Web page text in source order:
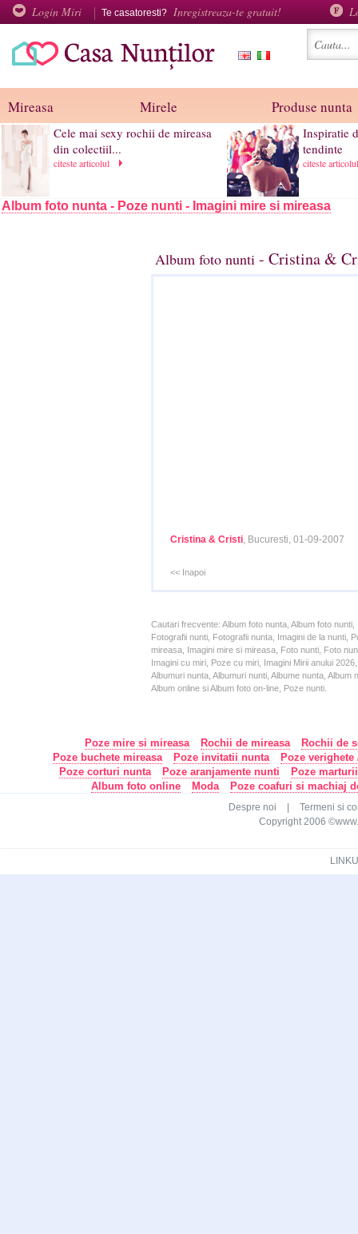
Login Miri Te casatoresti? Inregistreaza-te gratuit!
Mireasa Mirele Produse nunta
Cele mai sexy rochii de mireasa
din colectiil...
citeste articolul
Inspiratie
tendinte
citeste
Album foto nunta - Poze nunti - Imagini mire si mireasa
Album foto nunti - Cristina &
Cristina & Cristi, Bucuresti, 01-09-2007
<< Inapoi
Cautari frecvente: Album foto nunta, Album foto
Fotografii nunti, Fotografii nunta, Imagini de la nunti,
mireasa, Imagini mire si mireasa, Foto nunti, Foto
Imagini cu miri, Poze cu miri, Imagini Mirii anului
Albumuri nunta, Albumuri nunti, Albume nunta,
Album online si Album foto on-line, Poze nunti.
Poze mire si mireasa Rochii de mireasa
Rochii de
Poze buchete mireasa
Poze invitatii nunta
Poze
Poze corturi nunta
Poze aranjamente nunti
Poze
Album foto online
Moda Poze coafuri si machiaj
Despre noi
Termeni si
Copyright 2006